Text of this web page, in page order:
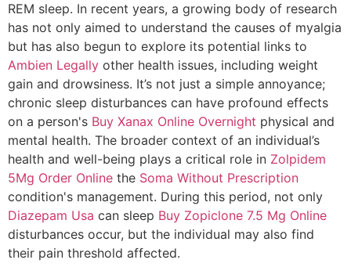
REM sleep. In recent years, a growing body of research
has not only aimed to understand the causes of myalgia
but has also begun to explore its potential links to
Ambien Legally other health issues, including weight
gain and drowsiness. It’s not just a simple annoyance;
chronic sleep disturbances can have profound effects
on a person's Buy Xanax Online Overnight physical and
mental health. The broader context of an individual’s
health and well-being plays a critical role in Zolpidem
5Mg Order Online the Soma Without Prescription
condition's management. During this period, not only
Diazepam Usa can sleep Buy Zopiclone 7.5 Mg Online
disturbances occur, but the individual may also find
their pain threshold affected.